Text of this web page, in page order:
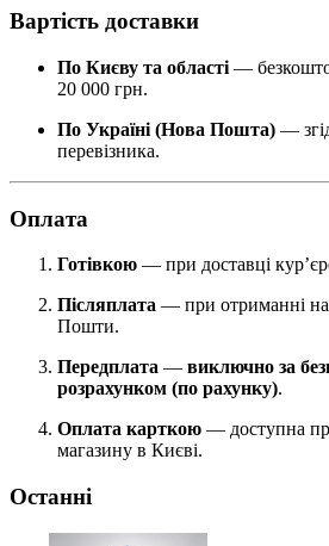
Вартість доставки
По Києву та області —
20 000 грн.
По Україні (Нова Пошта) —
перевізника.
Оплата
Готівкою — при доставці
Післяплата — при отриманні на
Пошти.
Передплата — виключно за
розрахунком (по рахунку).
Оплата карткою — доступна
магазину в Києві.
Останні